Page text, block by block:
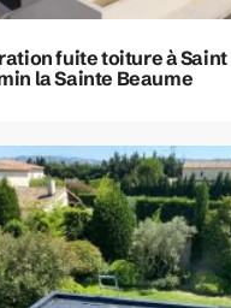
fuite toiture à Saint
la Sainte Beaume